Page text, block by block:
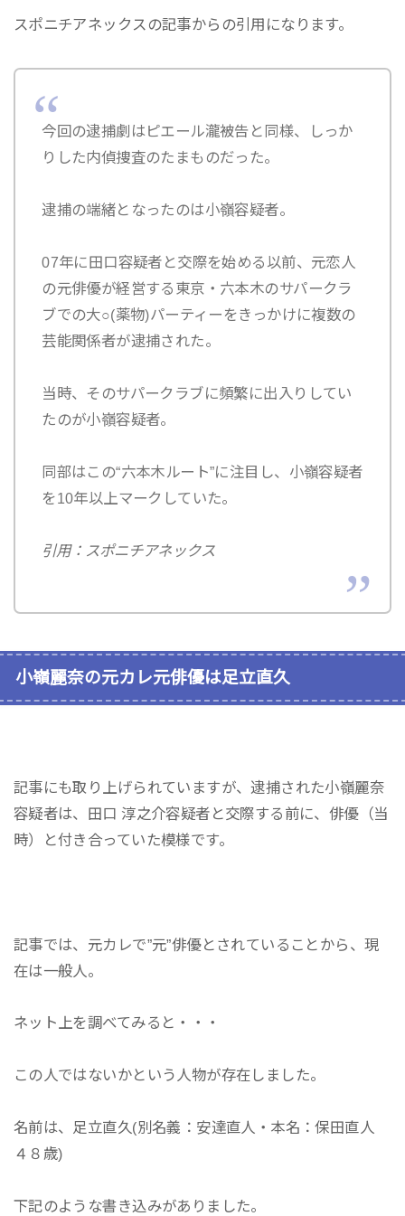
スポニチアネックスの記事からの引用になります。
今回の逮捕劇はピエール瀧被告と同様、しっか
りした内偵捜査のたまものだった。
逮捕の端緒となったのは小嶺容疑者。
07年に田口容疑者と交際を始める以前、元恋人
の元俳優が経営する東京・六本木のサパークラ
ブでの大○(薬物)パーティーをきっかけに複数の
芸能関係者が逮捕された。
当時、そのサパークラブに頻繁に出入りしてい
たのが小嶺容疑者。
同部はこの“六本木ルート”に注目し、小嶺容疑者
を10年以上マークしていた。
引用：スポニチアネックス
小嶺麗奈の元カレ元俳優は足立直久
記事にも取り上げられていますが、逮捕された小嶺麗奈
容疑者は、田口 淳之介容疑者と交際する前に、俳優（当
時）と付き合っていた模様です。
記事では、元カレで”元”俳優とされていることから、現
在は一般人。
ネット上を調べてみると・・・
この人ではないかという人物が存在しました。
名前は、足立直久(別名義：安達直人・本名：保田直人
４８歳)
下記のような書き込みがありました。